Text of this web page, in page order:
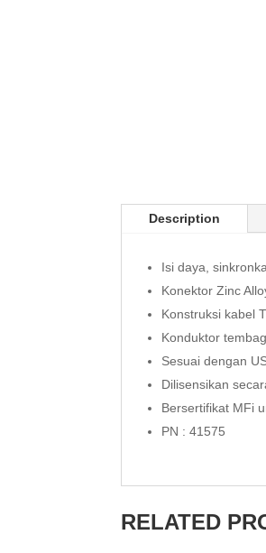
Description
Isi daya,
Konektor Zinc
Konstruksi kabel
Konduktor
Sesuai dengan
Dilisensikan
Bersertifikat MFi
PN : 41575
RELATED